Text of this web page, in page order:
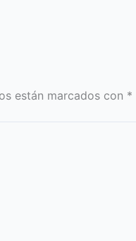
están marcados con *